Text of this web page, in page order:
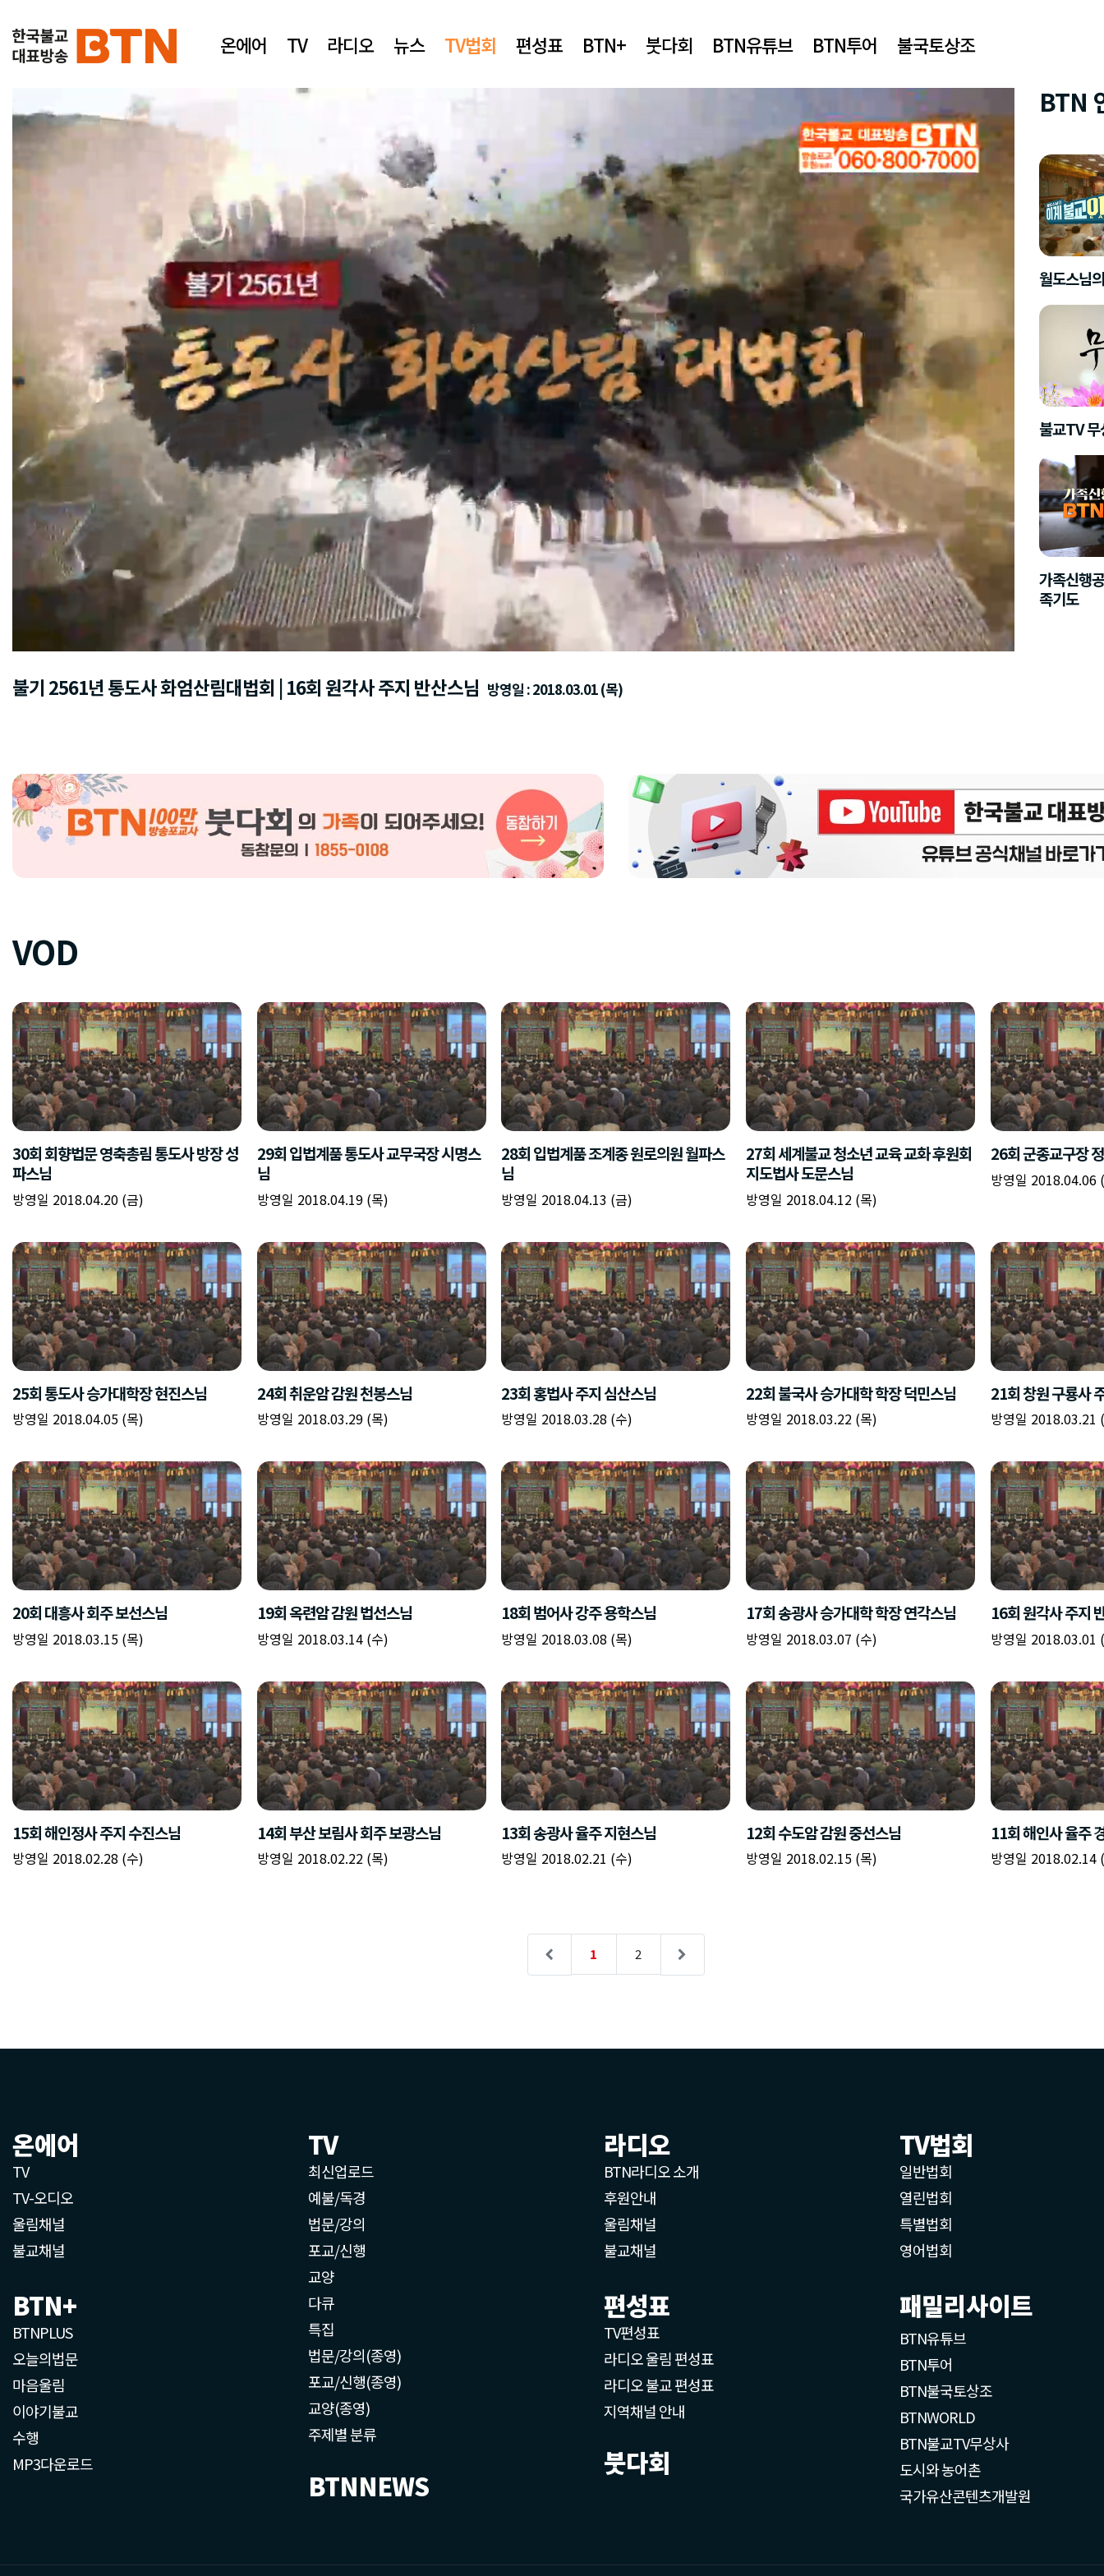
온에어 TV 라디오 뉴스 TV법회 편성표 BTN+ 붓다회 BTN유튜브 BTN투어 불국토상조
책
갈
피
입
력
이름
시간
확인
닫기
구
간
반
복
입
력
이름
시작시간
종료시간
확인
닫기
플
레
이
리
스
트
추
가
이름
주소
이미지
확인
닫기
BTN
월도스님
불교TV
가족신행
족기도
불기 2561년 통도사 화엄산림대법회 | 16회 원각사 주지 반산스님 방영일 : 2018.03.01 (목)
온에어
TV
TV-오디오
울림채널
불교채널
BTN+
BTNPLUS
오늘의법문
마음울림
이야기불교
수행
MP3다운로드
TV
최신업로드
예불/독경
법문/강의
포교/신행
교양
다큐
특집
법문/강의(종영)
포교/신행(종영)
교양(종영)
주제별 분류
BTNNEWS
라디오
BTN라디오 소개
후원안내
울림채널
불교채널
편성표
TV편성표
라디오 울림 편성표
라디오 불교 편성표
지역채널 안내
붓다회
TV법회
일반법회
열린법회
특별법회
영어법회
패밀리사이트
BTN유튜브
BTN투어
BTN불국토상조
BTNWORLD
BTN불교TV무상사
도시와 농어촌
국가유산콘텐츠개발원